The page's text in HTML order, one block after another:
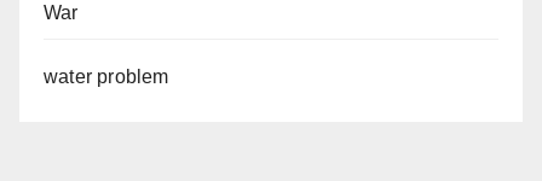
War
water problem